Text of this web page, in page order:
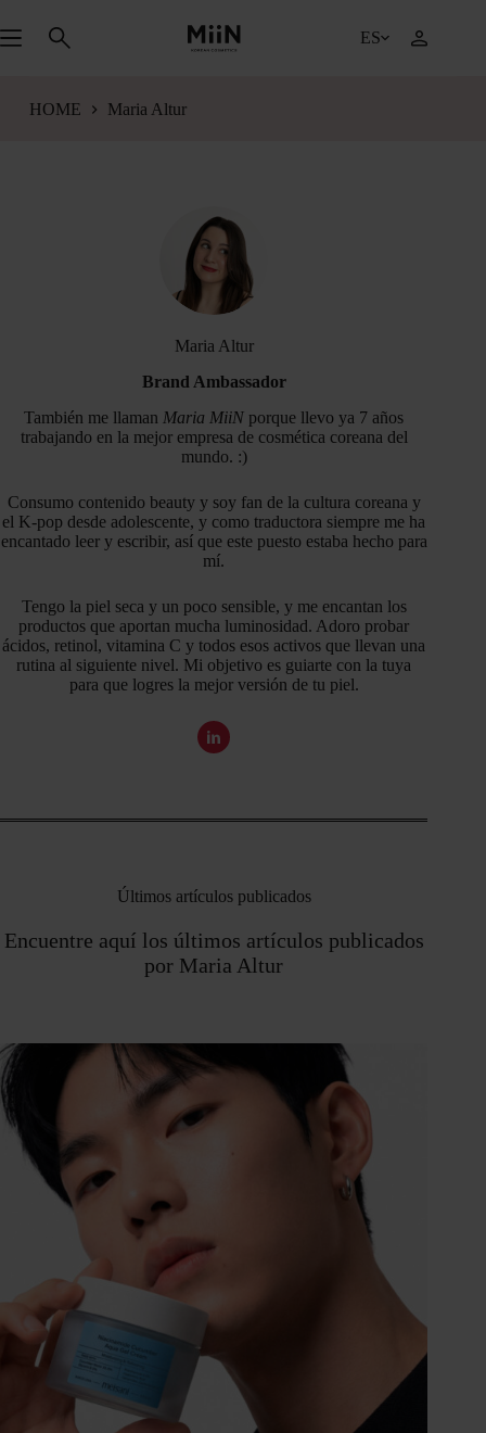
al
contenido
ES
HOME Maria Altur
Maria Altur
Brand Ambassador
También me llaman Maria MiiN porque llevo ya 7 años
trabajando en la mejor empresa de cosmética coreana del
mundo. :)
Consumo contenido beauty y soy fan de la cultura coreana y
el K-pop desde adolescente, y como traductora siempre me ha
encantado leer y escribir, así que este puesto estaba hecho para
mí.
Tengo la piel seca y un poco sensible, y me encantan los
productos que aportan mucha luminosidad. Adoro probar
ácidos, retinol, vitamina C y todos esos activos que llevan una
rutina al siguiente nivel. Mi objetivo es guiarte con la tuya
para que logres la mejor versión de tu piel.
Últimos artículos publicados
Encuentre aquí los últimos artículos publicados
por Maria Altur